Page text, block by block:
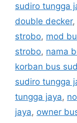
sudiro tungga
double decker,
strobo, mod
strobo, nama
korban bus
sudiro tungga
tungga jaya,
jaya, owner